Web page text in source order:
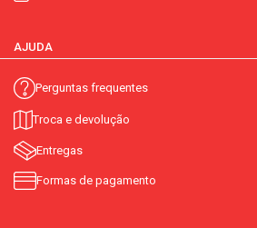
AJUDA
Perguntas frequentes
Troca e devolução
Entregas
Formas de pagamento